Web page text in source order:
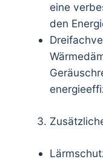
eine
den